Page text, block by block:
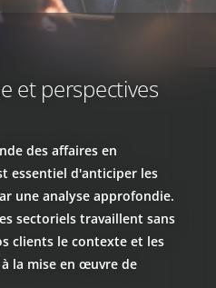
et perspectives
des affaires en
essentiel d'anticiper les
une analyse approfondie.
sectoriels travaillent sans
clients le contexte et les
la mise en œuvre de